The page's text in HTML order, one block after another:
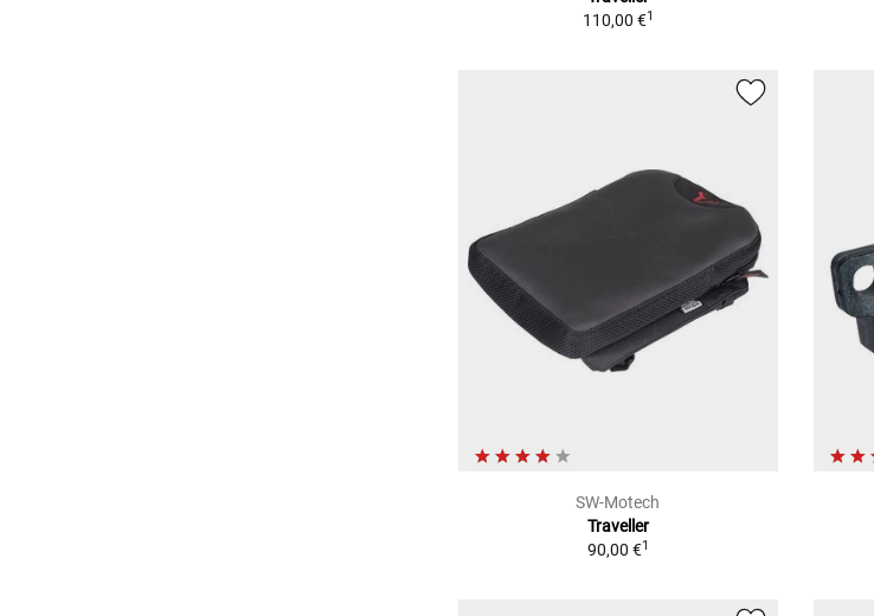
110,00 €1
SW-Motech
Traveller
90,00 €1